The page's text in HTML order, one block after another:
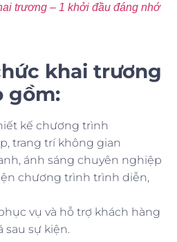
trương – 1 khởi đầu đáng nhớ
khai trương
gồm:
kế chương trình
trang trí không gian
ánh sáng chuyên nghiệp
chương trình trình diễn,
vụ và hỗ trợ khách hàng
sau sự kiện.